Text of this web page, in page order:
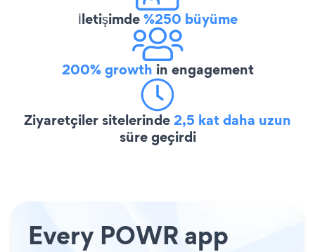
İletişimde%250 büyüme
200% growth in engagement
Ziyaretçiler sitelerinde2,5 kat daha uzun
süre geçirdi
Every POWR app